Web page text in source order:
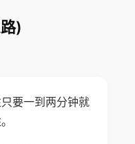
)
要一到两分钟就